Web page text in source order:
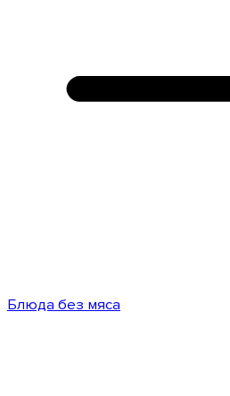
Блюда без мяса